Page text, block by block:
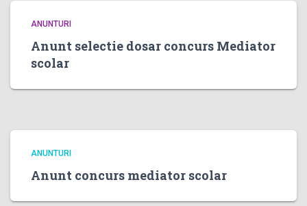
ANUNTURI
Anunt selectie dosar concurs Mediator
scolar
ANUNTURI
Anunt concurs mediator scolar